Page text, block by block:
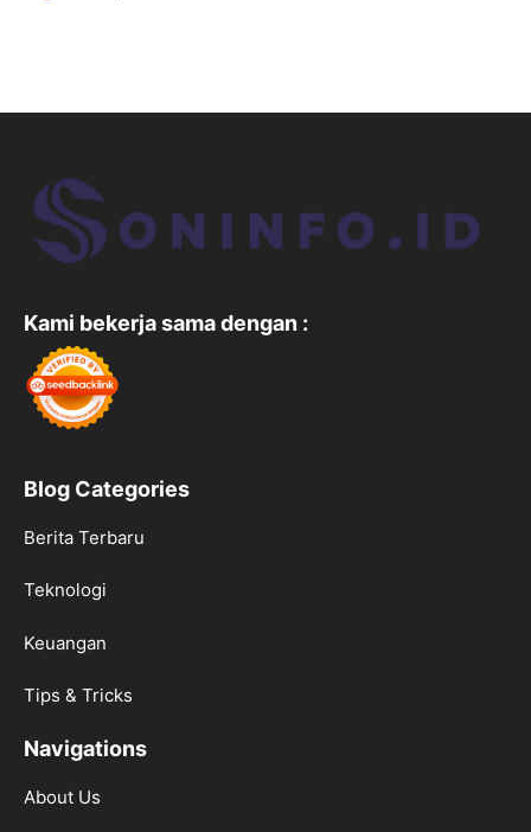
Kami bekerja sama dengan :
Blog Categories
Berita Terbaru
Teknologi
Keuangan
Tips & Tricks
Navigations
About Us